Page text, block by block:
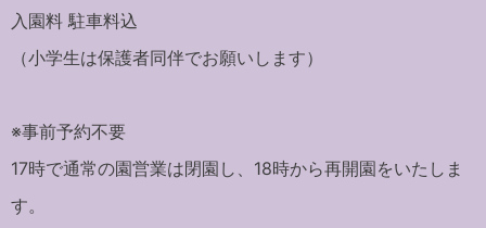
入園料 駐車料込
（小学生は保護者同伴でお願いします）
※事前予約不要
17時で通常の園営業は閉園し、18時から再開園をいたしま
す。